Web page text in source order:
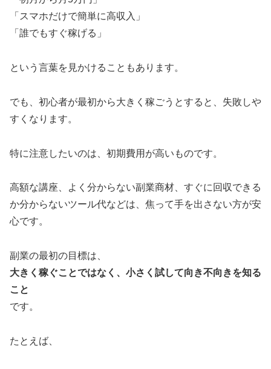
「スマホだけで簡単に高収入」
「誰でもすぐ稼げる」
という言葉を見かけることもあります。
でも、初心者が最初から大きく稼ごうとすると、失敗しや
すくなります。
特に注意したいのは、初期費用が高いものです。
高額な講座、よく分からない副業商材、すぐに回収できる
か分からないツール代などは、焦って手を出さない方が安
心です。
副業の最初の目標は、
大きく稼ぐことではなく、小さく試して向き不向きを知る
こと
です。
たとえば、